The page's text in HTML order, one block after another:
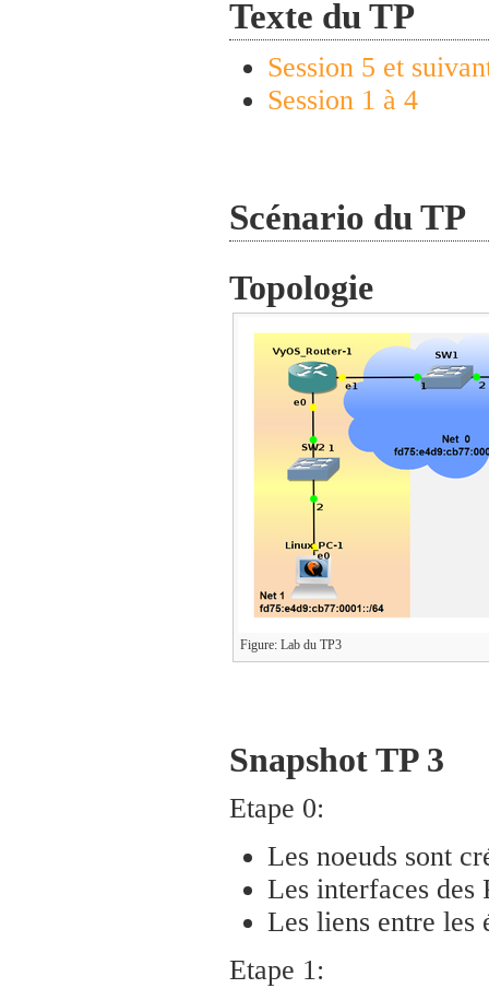
Texte du TP
Session 5 et
Session 1 à 4
Scénario du TP
Topologie
Figure: Lab du TP3
Snapshot TP 3
Etape 0:
Les noeuds sont
Les interfaces des
Les liens entre les
Etape 1: